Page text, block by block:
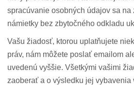
spracúvanie osobných údajov sa na
námietky bez zbytočného odkladu
Vašu žiadosť, ktorou uplatňujete
práv, nám môžete poslať emailom
uvedenú vyššie. Všetkými vašimi
zaoberať a o výsledku jej vybavenia